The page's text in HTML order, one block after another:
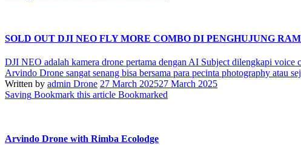
SOLD OUT DJI NEO FLY MORE COMBO DI PENGHUJUNG
DJI NEO adalah kamera drone pertama dengan AI Subject dilengkapi
Arvindo Drone sangat senang bisa bersama para pecinta photography atau
Written by admin Drone 27 March 202527 March 2025
Saving Bookmark this article Bookmarked
Arvindo Drone with Rimba Ecolodge